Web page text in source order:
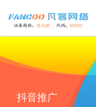
抖音推广